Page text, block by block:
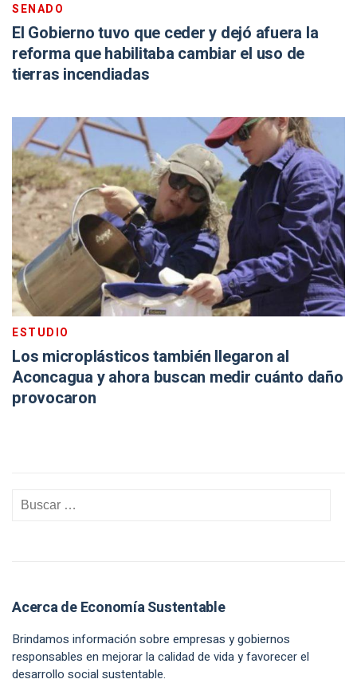
SENADO
El Gobierno tuvo que ceder y dejó afuera la
reforma que habilitaba cambiar el uso de
tierras incendiadas
ESTUDIO
Los microplásticos también llegaron al
Aconcagua y ahora buscan medir cuánto daño
provocaron
Acerca de Economía Sustentable
Brindamos información sobre empresas y gobiernos
responsables en mejorar la calidad de vida y favorecer el
desarrollo social sustentable.